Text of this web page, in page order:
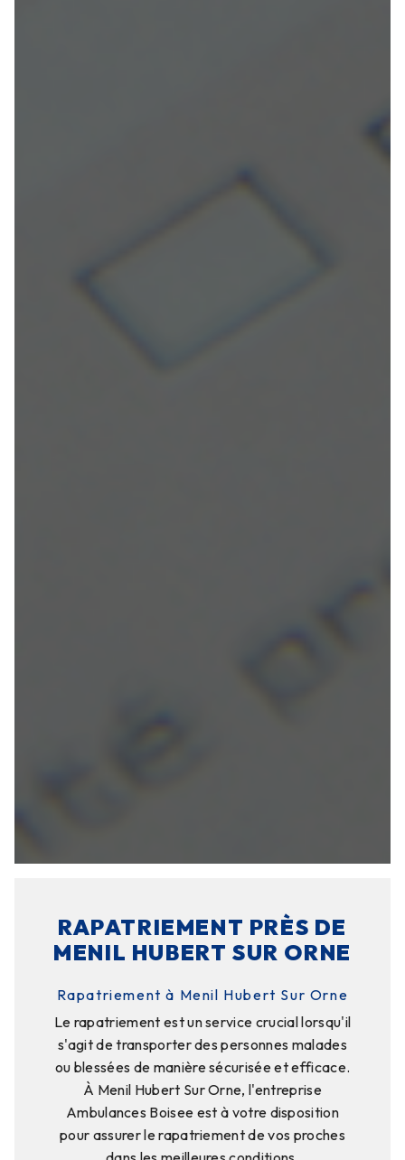
RAPATRIEMENT PRÈS DE
MENIL HUBERT SUR ORNE
Rapatriement à Menil Hubert Sur Orne
Le rapatriement est un service crucial lorsqu'il
s'agit de transporter des personnes malades
ou blessées de manière sécurisée et efficace.
À Menil Hubert Sur Orne, l'entreprise
Ambulances Boisee est à votre disposition
pour assurer le rapatriement de vos proches